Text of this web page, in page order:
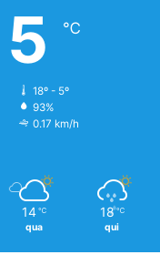
5 ℃
18º - 5º
93%
0.17 km/h
14 ℃
qua
18 ℃
qui